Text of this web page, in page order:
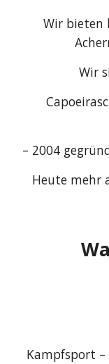
Wir bieten
Wir
– 2004
Heute mehr
Kampfsport –